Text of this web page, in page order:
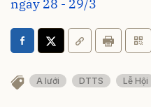
ngày 28 - 29/3
A lưới DTTS Lễ Hội